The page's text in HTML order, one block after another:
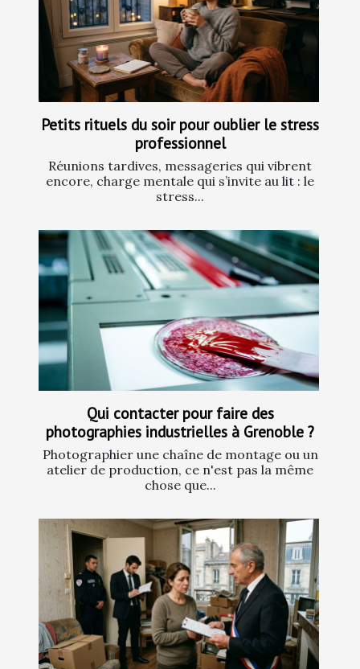
Petits rituels du soir pour oublier le stress
professionnel
Réunions tardives, messageries qui vibrent
encore, charge mentale qui s’invite au lit : le
stress...
Qui contacter pour faire des
photographies industrielles à Grenoble ?
Photographier une chaîne de montage ou un
atelier de production, ce n'est pas la même
chose que...